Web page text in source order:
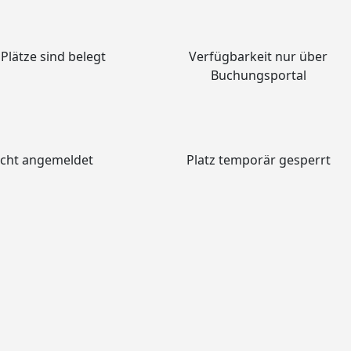
sind belegt
Verfügbarkeit nur über
Buchungsportal
angemeldet Platz temporär gesperrt